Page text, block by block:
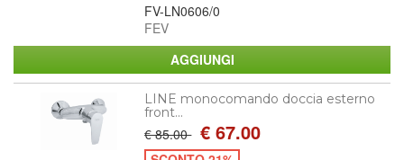
FV-LN0606/0
FEV
LINE monocomando doccia esterno
front...
€ 85.00 € 67.00